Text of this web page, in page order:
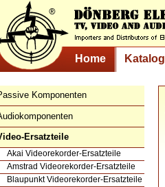
Home Katalog
Komponenten
Ersatzteile
Akai Videorekorder-Ersatzteile
Amstrad Videorekorder-Ersatzteile
Blaupunkt Videorekorder-Ersatzteile